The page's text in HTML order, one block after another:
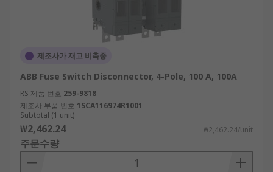
제조사가 재고 비축중
ABB Fuse Switch Disconnector, 4-Pole, 100 A, 100A
RS 제품 번호 259-9818
제조사 부품 번호 1SCA116974R1001
Subtotal (1 unit)
₩2,462.24 ₩2,462.24/unit
주문수량